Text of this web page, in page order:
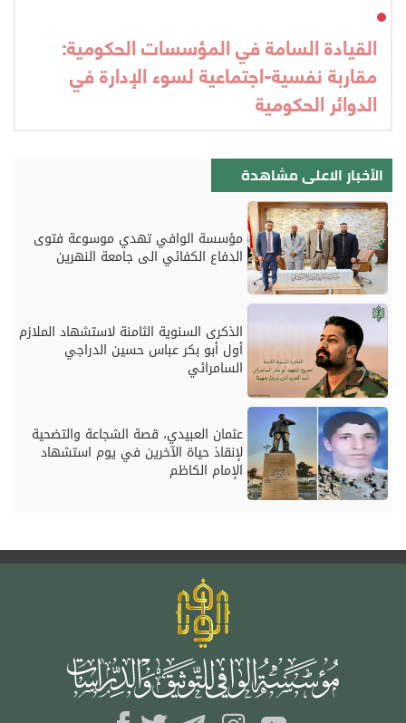
القيادة السامة في المؤسسات الحكومية:
مقاربة نفسية-اجتماعية لسوء الإدارة في
الدوائر الحكومية
الأخبار الاعلى مشاهدة
مؤسسة الوافي تهدي موسوعة فتوى
الدفاع الكفائي الى جامعة النهرين
الذكرى السنوية الثامنة لاستشهاد الملازم
أول أبو بكر عباس حسين الدراجي
السامرائي
عثمان العبيدي، قصة الشجاعة والتضحية
لإنقاذ حياة الآخرين في يوم استشهاد
الإمام الكاظم